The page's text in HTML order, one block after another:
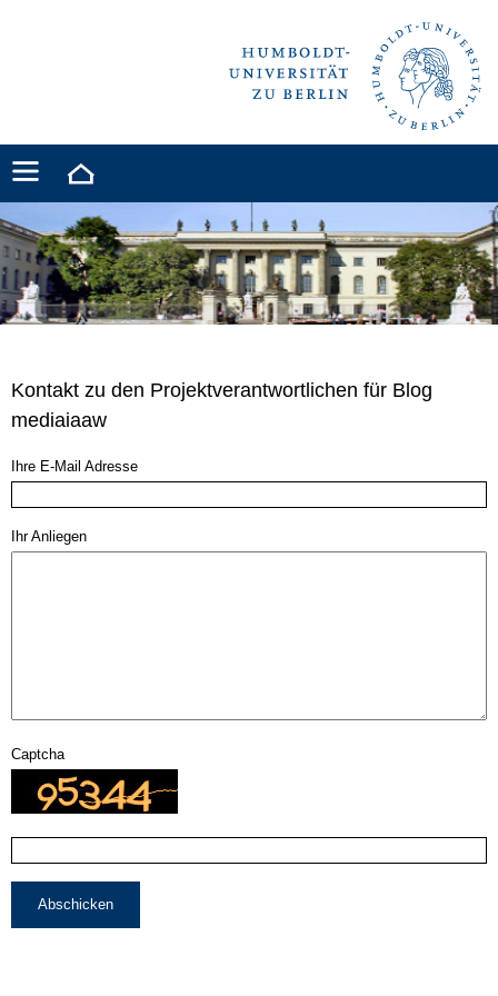
Kontakt zu den Projektverantwortlichen für Blog
mediaiaaw
Ihre E-Mail Adresse
Ihr Anliegen
Captcha
Abschicken